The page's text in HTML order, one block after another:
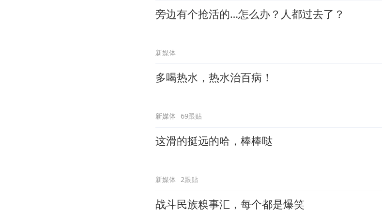
旁边有个抢活的…怎么办？人都过去了？
新媒体
多喝热水，热水治百病！
新媒体 69跟贴
这滑的挺远的哈，棒棒哒
新媒体 2跟贴
战斗民族糗事汇，每个都是爆笑